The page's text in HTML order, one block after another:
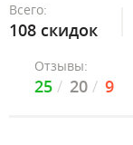
Всего:
108 скидок
Отзывы:
25 20 9